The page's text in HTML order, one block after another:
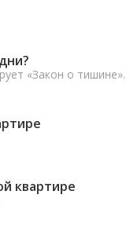
«Закон о тишине».
квартире